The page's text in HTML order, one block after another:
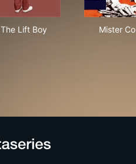
The Lift Boy Mister